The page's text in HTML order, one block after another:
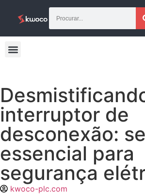
interruptor de
desconexão:
essencial para
segurança
kwoco-plc.com